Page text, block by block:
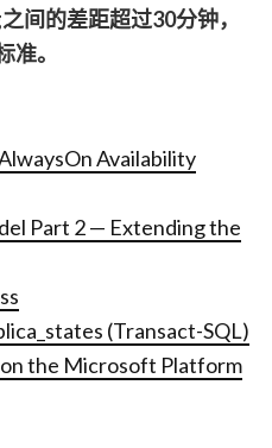
间的差距超过30分钟，
。
Availability
Part 2 — Extending the
(Transact-SQL)
on the Microsoft Platform